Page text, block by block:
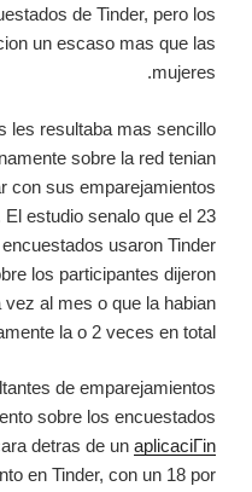
de Tinder, pero los
un escaso mas que las
mujeres.
les resultaba mas sencillo
sobre la red tenian
con sus emparejamientos
estudio senalo que el 23
usaron Tinder
los participantes dijeron
al mes o que la habian
la o 2 veces en total.
de emparejamientos
sobre los encuestados
detras de un aplicaciГіn
en Tinder, con un 18 por